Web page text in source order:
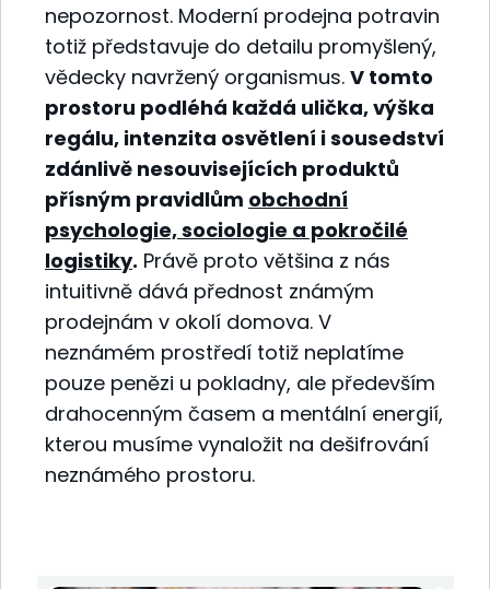
nepozornost. Moderní prodejna potravin
totiž představuje do detailu promyšlený,
vědecky navržený organismus. V tomto
prostoru podléhá každá ulička, výška
regálu, intenzita osvětlení i sousedství
zdánlivě nesouvisejících produktů
přísným pravidlům obchodní
psychologie, sociologie a pokročilé
logistiky. Právě proto většina z nás
intuitivně dává přednost známým
prodejnám v okolí domova. V
neznámém prostředí totiž neplatíme
pouze penězi u pokladny, ale především
drahocenným časem a mentální energií,
kterou musíme vynaložit na dešifrování
neznámého prostoru.